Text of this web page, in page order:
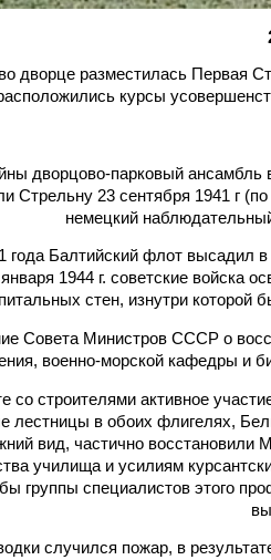
дворце разместилась Первая
курсы
дворцово-парковый
Стрельну 23 сентября 1941 г
немецкий
года Балтийский флот
1944 г. советские войска
стен, изнутри которой
Совета Министров СССР о
военно-морской кафедры и
со строителями активное
лестницы в обоих флигелях,
вид, частично
училища и усилиям
группы специалистов этого
случился пожар, в